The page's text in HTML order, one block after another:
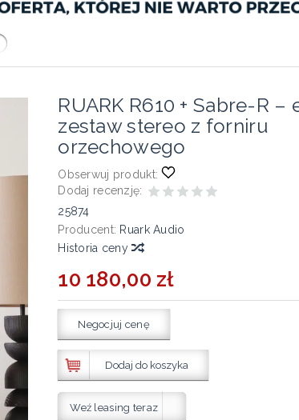
RUARK R610 + Sabre-R –
zestaw stereo z forniru
orzechowego
Obserwuj produkt:
Dodaj recenzję:
25874
Producent: Ruark Audio
Historia ceny
10 180,00 zł
Negocjuj cenę
Dodaj do koszyka
Weź leasing teraz